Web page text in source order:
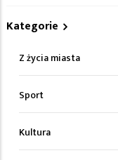
Kategorie
Z życia miasta
Sport
Kultura